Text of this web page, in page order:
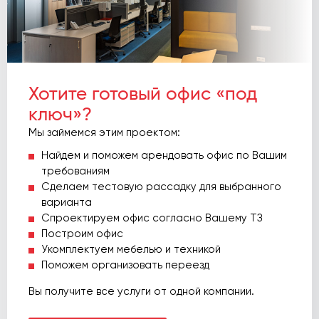
Хотите готовый офис «под
ключ»?
Мы займемся этим проектом:
Найдем и поможем арендовать офис по Вашим
требованиям
Сделаем тестовую рассадку для выбранного
варианта
Спроектируем офис согласно Вашему ТЗ
Построим офис
Укомплектуем мебелью и техникой
Поможем организовать переезд
Вы получите все услуги от одной компании.